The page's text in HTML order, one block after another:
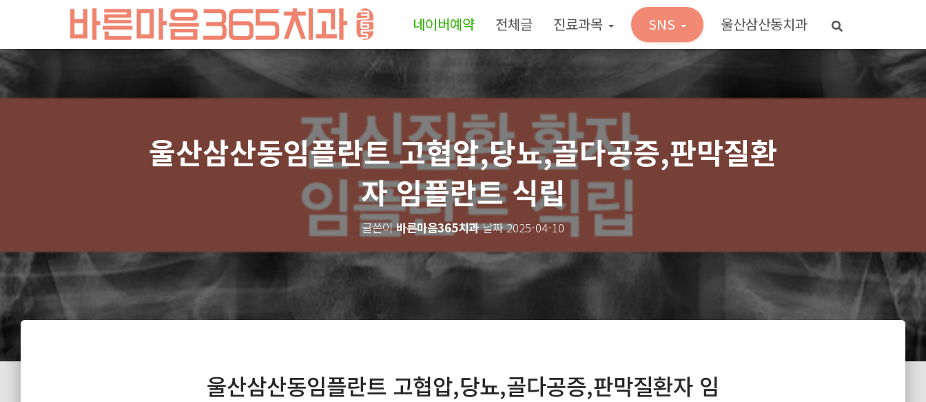
네이버예약 전체글 진료과목 SNS 울산삼산동치과
울산삼산동임플란트 고협압,당뇨,골다공증,판막질환
자 임플란트 식립
글쓴이바른마음365치과날짜2025-04-10
울산삼산동임플란트 고협압,당뇨,골다공증,판막질환자 임